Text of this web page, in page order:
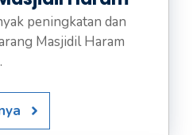
peningkatan dan
Masjidil Haram